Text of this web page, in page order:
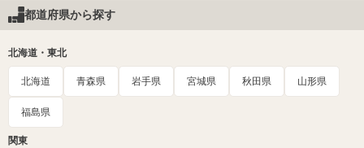
都道府県から探す
北海道・東北
北海道 青森県 岩手県 宮城県 秋田県 山形県
福島県
関東